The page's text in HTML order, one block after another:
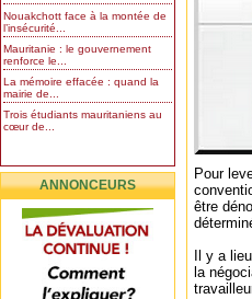
Nouakchott face à la montée de
l’insécurité...
Mauritanie : le gouvernement
renforce le...
La mémoire effacée : quand la
mairie de...
Trois étudiants mauritaniens au
cœur de...
ANNONCEURS
Pour
être
Il y a
la